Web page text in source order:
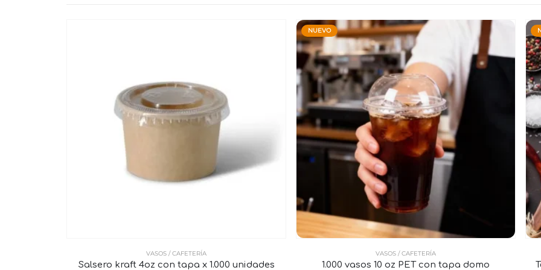
VASOS / CAFETERÍA
Salsero kraft 4oz con tapa x 1.000 unidades
NUEVO
VASOS / CAFETERÍA
1.000 vasos 10 oz PET con tapa domo